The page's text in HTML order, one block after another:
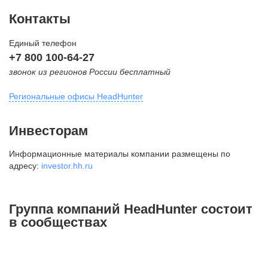
Контакты
Единый телефон
+7 800 100-64-27
звонок из регионов России бесплатный
Региональные офисы HeadHunter
внутригородская территория
Муниципальный округ Тверской,
2-я Брестская ул., д. 48,
+7 495 980-64-27
Инвесторам
Информационные материалы компании размещены по
адресу: investor.hh.ru
Группа компаний HeadHunter состоит
в сообществах